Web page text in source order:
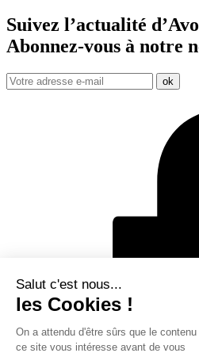
Suivez l’actualité
Abonnez-vous à notre